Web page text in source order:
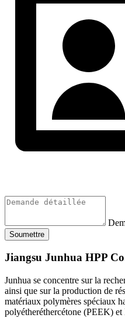
Soumettre
Jiangsu Junhua HPP
Junhua se concentre sur la
ainsi que sur la production de
matériaux polymères spéciaux
polyétheréthercétone (PEEK)